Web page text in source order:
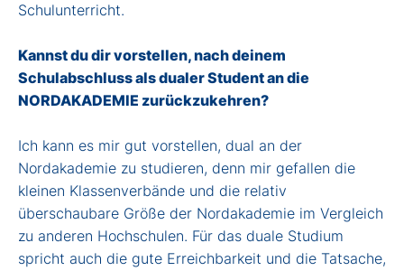
Schulunterricht.
Kannst du dir vorstellen, nach deinem
Schulabschluss als dualer Student an die
NORDAKADEMIE zurückzukehren?
Ich kann es mir gut vorstellen, dual an der
Nordakademie zu studieren, denn mir gefallen die
kleinen Klassenverbände und die relativ
überschaubare Größe der Nordakademie im Vergleich
zu anderen Hochschulen. Für das duale Studium
spricht auch die gute Erreichbarkeit und die Tatsache,